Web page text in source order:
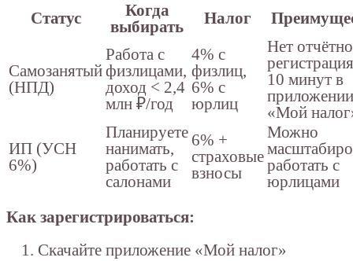
Статус
Когда
выбирать
Налог
Самозанятый
(НПД)
Работа с
физлицами,
доход < 2,4
млн ₽/год
4% с
физлиц,
6% с
юрлиц
Нет
10 минут в
приложении
«Мой
ИП (УСН
6%)
Планируете
нанимать,
работать с
салонами
6% +
страховые
взносы
Можно
работать с
юрлицами
Как зарегистрироваться:
Скачайте приложение «Мой налог»